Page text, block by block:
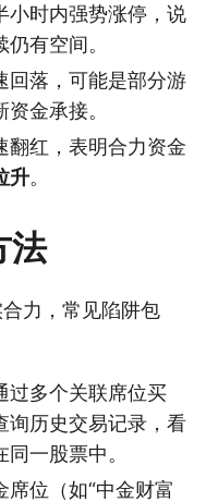
小时内强势涨停，说
有空间。
回落，可能是部分游
金承接。
翻红，表明合力资金
升。
法
力，常见陷阱包
过多个关联席位买
询历史交易记录，看
一股票中。
席位（如“中金财富